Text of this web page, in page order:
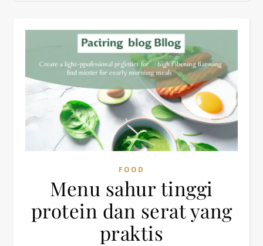
FOOD
Menu sahur tinggi
protein dan serat yang
praktis